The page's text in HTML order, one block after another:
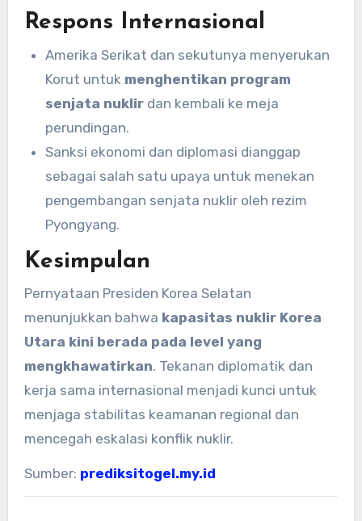
Respons Internasional
Amerika Serikat dan sekutunya menyerukan
Korut untuk menghentikan program
senjata nuklirdan kembali ke meja
perundingan.
Sanksi ekonomi dan diplomasi dianggap
sebagai salah satu upaya untuk menekan
pengembangan senjata nuklir oleh rezim
Pyongyang.
Kesimpulan
Pernyataan Presiden Korea Selatan
menunjukkan bahwa kapasitas nuklir Korea
Utara kini berada pada level yang
mengkhawatirkan. Tekanan diplomatik dan
kerja sama internasional menjadi kunci untuk
menjaga stabilitas keamanan regional dan
mencegah eskalasi konflik nuklir.
Sumber: prediksitogel.my.id